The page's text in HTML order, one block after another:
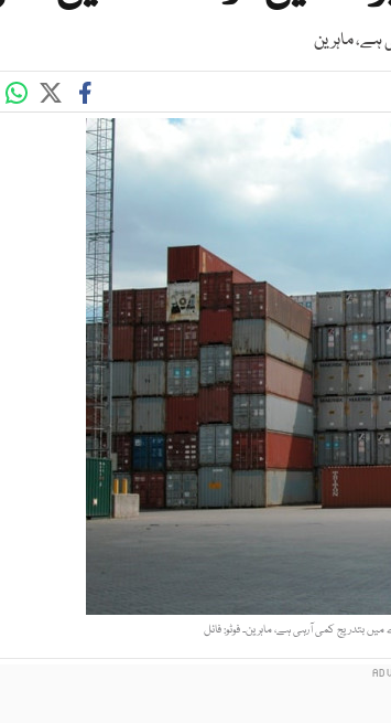
ماہرین
بتدریج کمی آرہی ہے، ماہرین۔ فوٹو: فائل